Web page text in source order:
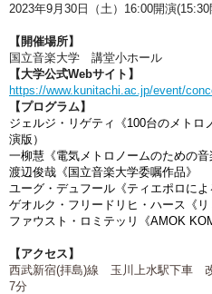
2023年9月30日（土）16:00開演(15:30
【開催場所】
国立音楽大学 講堂小ホール
【大学公式Webサイト】
https://www.kunitachi.ac.jp/event/
【プログラム】
ジェルジ・リゲティ《100台のメトロ
演版）
一柳慧《電気メトロノームのための音
渡辺俊哉《国立音楽大学委嘱作品》
ユーグ・デュフール《ティエポロによ
ゲオルク・フリードリヒ・ハース《リ
ファウスト・ロミテッリ《AMOK
【アクセス】
西武新宿(拝島)線 玉川上水駅下車
7分